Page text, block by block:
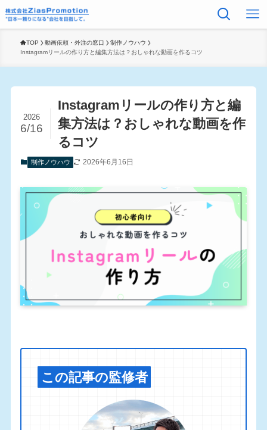
TOP 動画依頼・外注の窓口
制作ノウハウ
Instagramリールの作り方と編集方法は？おしゃれな動画を作るコツ
Instagramリールの作り方と編
集方法は？おしゃれな動画を作
るコツ
2026
6/16
制作ノウハウ 2026年6月16日
この記事の監修者